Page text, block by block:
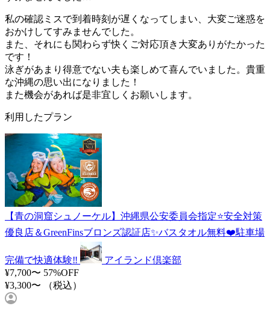
私の確認ミスで到着時刻が遅くなってしまい、大変ご迷惑を
おかけしてすみませんでした。
また、それにも関わらず快くご対応頂き大変ありがたかった
です！
泳ぎがあまり得意でない夫も楽しめて喜んでいました。貴重
な沖縄の思い出になりました！
また機会があれば是非宜しくお願いします。
利用したプラン
【青の洞窟シュノーケル】沖縄県公安委員会指定⭐️安全対策
優良店＆GreenFinsブロンズ認証店✨バスタオル無料❤️駐車場
完備で快適体験‼️
アイランド倶楽部
¥7,700〜 57%OFF
¥3,300〜
（税込）